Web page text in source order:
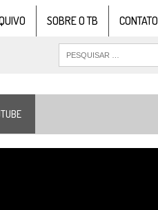
SOBRE O TB CONTATO